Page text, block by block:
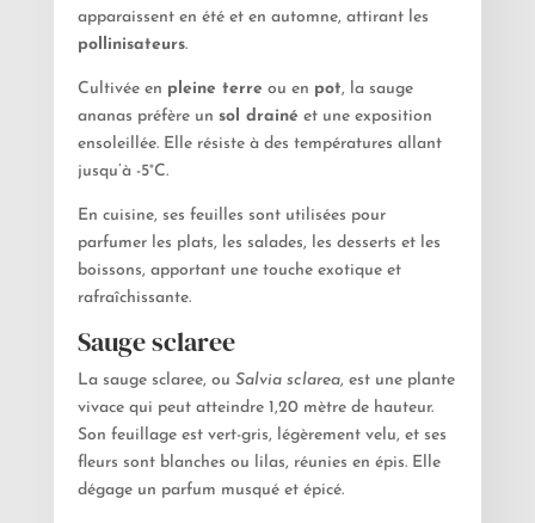
apparaissent en été et en automne, attirant les
pollinisateurs.
Cultivée en pleine terre ou en pot, la sauge
ananas préfère un sol drainé et une exposition
ensoleillée. Elle résiste à des températures allant
jusqu’à -5°C.
En cuisine, ses feuilles sont utilisées pour
parfumer les plats, les salades, les desserts et les
boissons, apportant une touche exotique et
rafraîchissante.
Sauge sclaree
La sauge sclaree, ou Salvia sclarea, est une plante
vivace qui peut atteindre 1,20 mètre de hauteur.
Son feuillage est vert-gris, légèrement velu, et ses
fleurs sont blanches ou lilas, réunies en épis. Elle
dégage un parfum musqué et épicé.